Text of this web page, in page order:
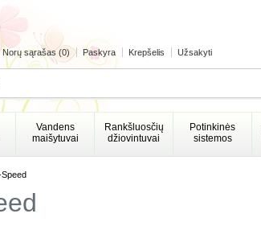
Norų sąrašas (0) Paskyra Krepšelis Užsakyti
Vandens
maišytuvai
Rankšluosčių
džiovintuvai
Potinkinės
sistemos